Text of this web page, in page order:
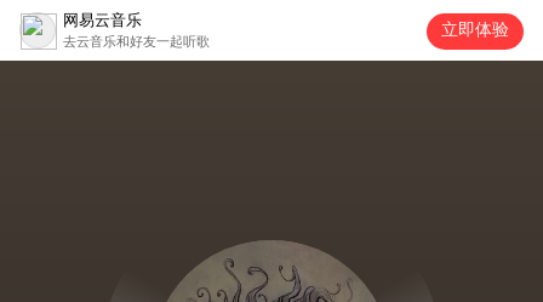
网易云音乐
去云音乐和好友一起听歌
立即体验